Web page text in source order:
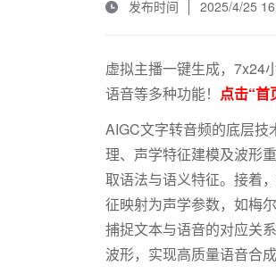
发布时间 2025/4/25
虚拟主播一键生成，7x24
语音等多种功能！ 点击“首
AIGC文字转音频的底层技
理、声学特征建模及波形
取语法与语义特征。接着
征映射为声学参数，如梅
捕捉文本与语音的对应关
波形，实现高质量语音合成